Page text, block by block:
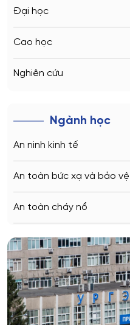
Kaliningrad
Kemerovo
Veliky Novgorod
Penza
Đại học
Cao học
Nghiên cứu
Ngành học
An ninh kinh tế
An toàn bức xạ và bảo
An toàn cháy nổ
An toàn kỹ thuật và môi
An toàn môi trường kỹ
An toàn thông tin